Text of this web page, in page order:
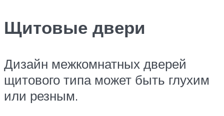
Щитовые двери
Дизайн межкомнатных дверей
щитового типа может быть глухим
или резным.